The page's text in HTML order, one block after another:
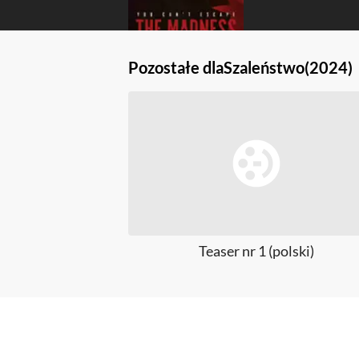
Pozostałe dlaSzaleństwo(2024)
Teaser nr 1 (polski)